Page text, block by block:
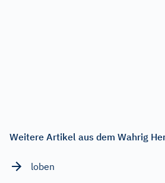
Weitere Artikel aus dem Wahrig
loben